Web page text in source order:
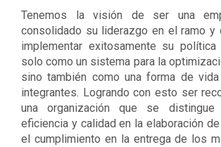
Tenemos la visión de ser una
consolidado su liderazgo en el ramo y
implementar exitosamente su
solo como un sistema para la
sino también como una forma de
integrantes. Logrando con esto ser
una organización que se
eficiencia y calidad en la elaboración
el cumplimiento en la entrega de los